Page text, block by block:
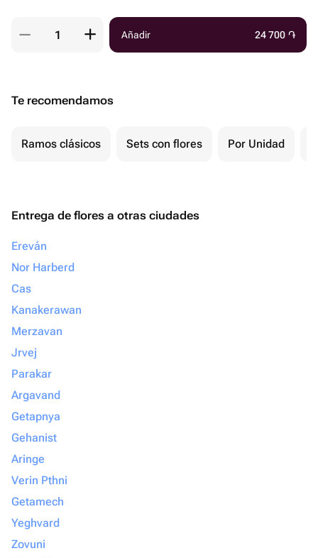
Añadir 24 700 ֏
Te recomendamos
Ramos clásicos Sets con flores Por Unidad
Entrega de flores a otras ciudades
Ereván
Nor Harberd
Cas
Kanakerawan
Merzavan
Jrvej
Parakar
Argavand
Getapnya
Gehanist
Aringe
Verin Pthni
Getamech
Yeghvard
Zovuni